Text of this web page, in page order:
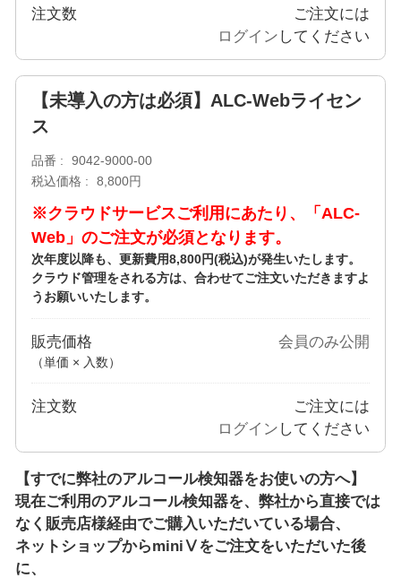
注文数
ご注文には
ログイン してください
【未導入の方は必須】ALC-Webライセン
ス
品番
9042-9000-00
税込価格
8,800円
※クラウドサービスご利用にあたり、「ALC-
Web」のご注文が必須となります。
次年度以降も、更新費用8,800円(税込)が発生いたします。
クラウド管理をされる方は、合わせてご注文いただきますよ
うお願いいたします。
販売価格
（単価 × 入数）
会員のみ公開
注文数
ご注文には
ログイン してください
【すでに弊社のアルコール検知器をお使いの方へ】
現在ご利用のアルコール検知器を、弊社から直接では
なく販売店様経由でご購入いただいている場合、
ネットショップからminiⅤをご注文をいただいた後
に、